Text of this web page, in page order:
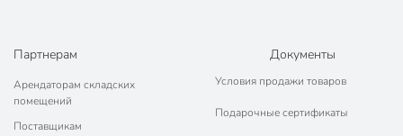
Партнерам
Арендаторам складских
помещений
Поставщикам
Документы
Условия продажи товаров
Подарочные сертификаты